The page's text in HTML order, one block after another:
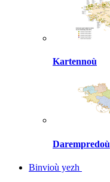
Kartennoù
Darempredoù
Binvioù yezh